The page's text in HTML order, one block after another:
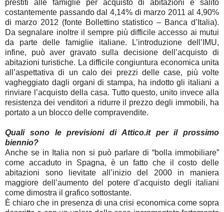
prestiti alle famiglie per acquisto di abitazioni è salito
costantemente passando dal 4,14% di marzo 2011 al 4,90%
di marzo 2012 (fonte Bollettino statistico – Banca d’Italia).
Da segnalare inoltre il sempre più difficile accesso ai mutui
da parte delle famiglie italiane. L’introduzione dell’IMU,
infine, può aver gravato sulla decisione dell’acquisto di
abitazioni turistiche. La difficile congiuntura economica unita
all’aspettativa di un calo dei prezzi delle case, più volte
vagheggiato dagli organi di stampa, ha indotto gli italiani a
rinviare l’acquisto della casa. Tutto questo, unito invece alla
resistenza dei venditori a ridurre il prezzo degli immobili, ha
portato a un blocco delle compravendite.
Quali sono le previsioni di Attico.it per il prossimo
biennio?
Anche se in Italia non si può parlare di “bolla immobiliare”
come accaduto in Spagna, è un fatto che il costo delle
abitazioni sono lievitate all’inizio del 2000 in maniera
maggiore dell’aumento del potere d’acquisto degli italiani
come dimostra il grafico sottostante.
È chiaro che in presenza di una crisi economica come sopra